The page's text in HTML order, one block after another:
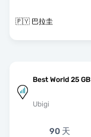
🇵🇾 巴拉圭
Best World 25
Ubigi
90 天